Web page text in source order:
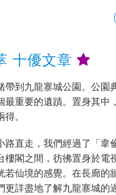
十優文章
到九龍寨城公園。公園
重要的遺蹟。置身其中
。
直走，我們經過了「韋
閣之間，彷彿置身於電
仙境的感覺。在長廊的
詳盡地了解九龍寨城的